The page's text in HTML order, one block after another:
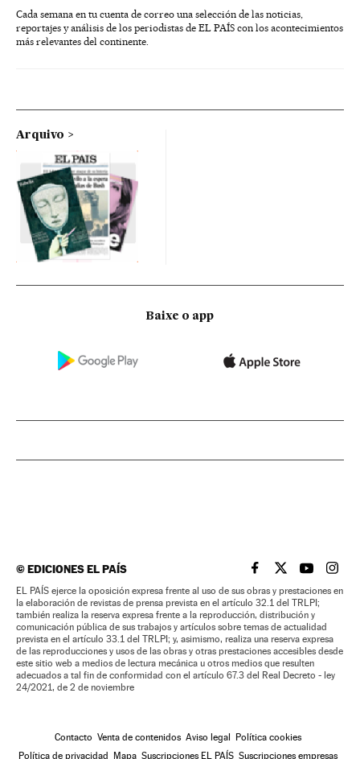
Cada semana en tu cuenta de correo una selección de las noticias,
reportajes y análisis de los periodistas de EL PAÍS con los acontecimientos
más relevantes del continente.
Arquivo
Baixe o app
©EDICIONES EL PAÍS EL PAÍS BRASIL EN
EL PAÍSEL PAÍS
EL
EL PAÍS ejerce la oposición expresa frente al uso de sus obras y prestaciones en
la elaboración de revistas de prensa prevista en el artículo 32.1 del TRLPI;
también realiza la reserva expresa frente a la reproducción, distribución y
comunicación pública de sus trabajos y artículos sobre temas de actualidad
prevista en el artículo 33.1 del TRLPI; y, asimismo, realiza una reserva expresa
de las reproducciones y usos de las obras y otras prestaciones accesibles desde
este sitio web a medios de lectura mecánica u otros medios que resulten
adecuados a tal fin de conformidad con el artículo 67.3 del Real Decreto - ley
24/2021, de 2 de noviembre
Contacto Venta de contenidos Aviso legal Política cookies
Política de privacidad Mapa Suscripciones EL PAÍS Suscripciones empresas